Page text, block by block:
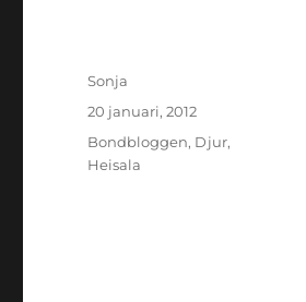
Författare
Sonja
Publicerat
20 januari, 2012
Kategorier
Bondbloggen, Djur,
Heisala